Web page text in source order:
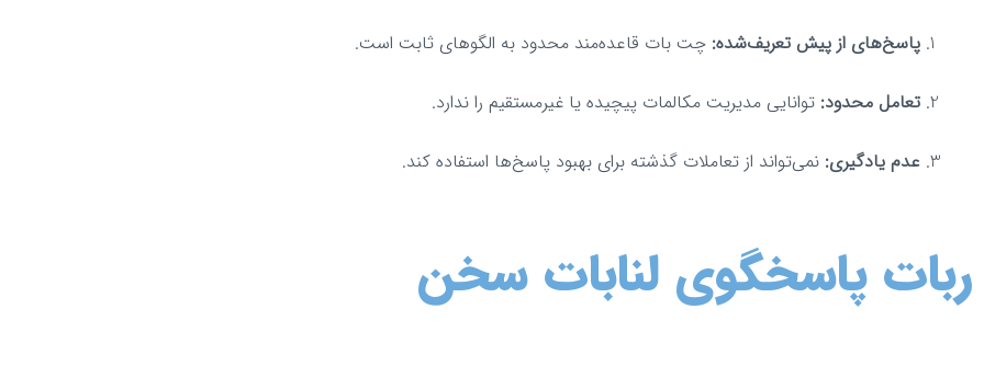
پاسخ‌های از پیش تعریف‌شده: چت بات قاعده‌مند محدود به الگوهای ثابت است.
تعامل محدود: توانایی مدیریت مکالمات پیچیده یا غیرمستقیم را ندارد.
عدم یادگیری: نمی‌تواند از تعاملات گذشته برای بهبود پاسخ‌ها استفاده کند.
ربات پاسخگوی لنابات سخن